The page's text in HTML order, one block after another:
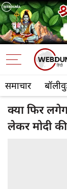
समाचार
क्या फिर
लेकर मोदी